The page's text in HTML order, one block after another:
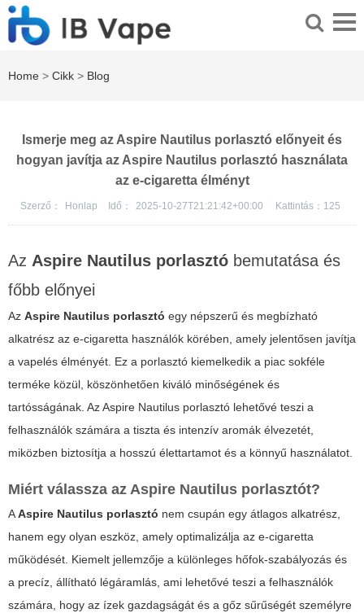
Home > Cikk > Blog
Ismerje meg az Aspire Nautilus porlasztó előnyeit és
hogyan javítja az Aspire Nautilus porlasztó használata
az e-cigaretta élményt
Szerző： Honlap Idő： 2025-10-27T21:21:42+00:00 Kattintás： 125
Az Aspire Nautilus porlasztó bemutatása és
főbb előnyei
Az Aspire Nautilus porlasztó egy népszerű és megbízható
alkatrész az e-cigaretta használók körében, amely jelentősen javítja
a vapelés élményét. Ez a porlasztó kiemelkedik a piac sokféle
terméke közül, köszönhetően kiváló minőségének és
tartósságának. Az Aspire Nautilus porlasztó lehetővé teszi a
felhasználók számára a tiszta és intenzív aromák élvezetét,
miközben biztosítja a hosszú élettartamot és a könnyű használatot.
Miért válassza az Aspire Nautilus porlasztót?
AAspire Nautilus porlasztó nem csupán egy átlagos alkatrész,
hanem egy olyan eszköz, amely optimalizálja az e-cigaretta
működését. Kiemelt jellemzője a különleges hőfok-szabályozás és
a precíz, állítható légáramlás, ami lehetővé teszi a felhasználók
számára, hogy az ízek gazdagságát és a gőz sűrűségét személyre